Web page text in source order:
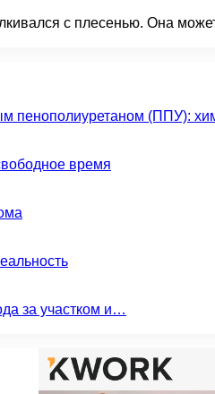
с плесенью. Она
пенополиуретаном (ППУ):
время
за участком и…